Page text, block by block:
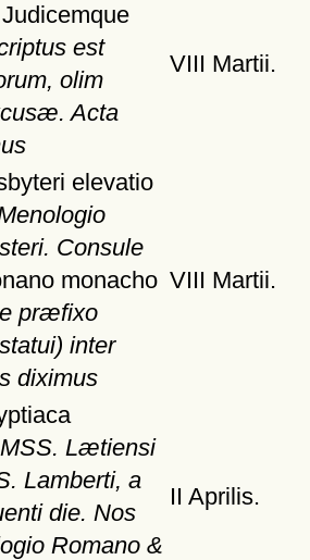
est
olim
Acta
VIII Martii.
elevatio
Consule
monacho
præfixo
inter
diximus
VIII Martii.
Lætiensi
Lamberti, a
die. Nos
Romano &
II Aprilis.